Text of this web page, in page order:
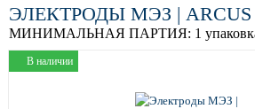
ЭЛЕКТРОДЫ МЭЗ | ARCUS
МИНИМАЛЬНАЯ ПАРТИЯ: 1
В наличии